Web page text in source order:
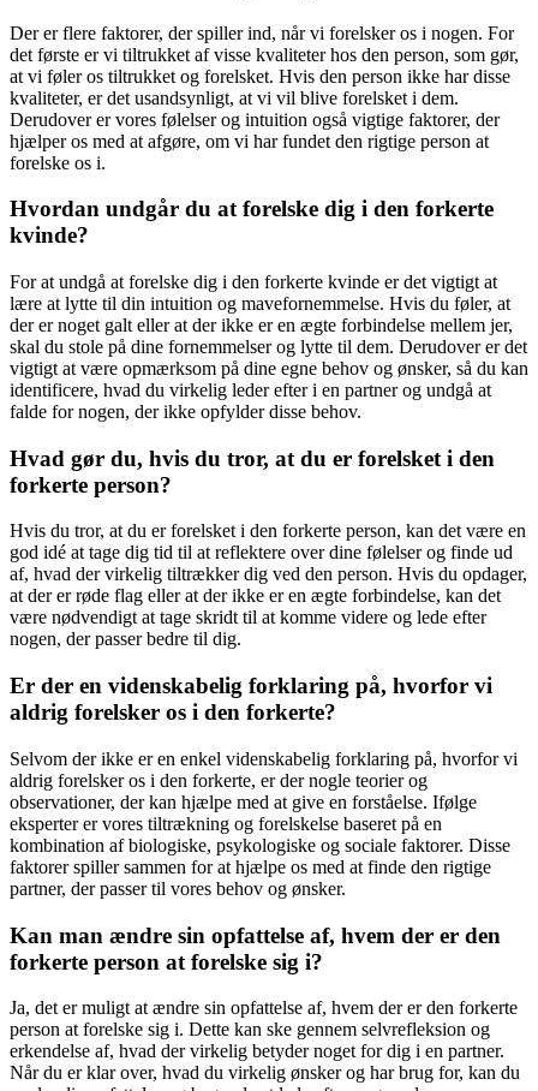
Der er flere faktorer, der spiller ind, når vi forelsker os i nogen. For
det første er vi tiltrukket af visse kvaliteter hos den person, som gør,
at vi føler os tiltrukket og forelsket. Hvis den person ikke har disse
kvaliteter, er det usandsynligt, at vi vil blive forelsket i dem.
Derudover er vores følelser og intuition også vigtige faktorer, der
hjælper os med at afgøre, om vi har fundet den rigtige person at
forelske os i.
Hvordan undgår du at forelske dig i den forkerte
kvinde?
For at undgå at forelske dig i den forkerte kvinde er det vigtigt at
lære at lytte til din intuition og mavefornemmelse. Hvis du føler, at
der er noget galt eller at der ikke er en ægte forbindelse mellem jer,
skal du stole på dine fornemmelser og lytte til dem. Derudover er det
vigtigt at være opmærksom på dine egne behov og ønsker, så du kan
identificere, hvad du virkelig leder efter i en partner og undgå at
falde for nogen, der ikke opfylder disse behov.
Hvad gør du, hvis du tror, at du er forelsket i den
forkerte person?
Hvis du tror, at du er forelsket i den forkerte person, kan det være en
god idé at tage dig tid til at reflektere over dine følelser og finde ud
af, hvad der virkelig tiltrækker dig ved den person. Hvis du opdager,
at der er røde flag eller at der ikke er en ægte forbindelse, kan det
være nødvendigt at tage skridt til at komme videre og lede efter
nogen, der passer bedre til dig.
Er der en videnskabelig forklaring på, hvorfor vi
aldrig forelsker os i den forkerte?
Selvom der ikke er en enkel videnskabelig forklaring på, hvorfor vi
aldrig forelsker os i den forkerte, er der nogle teorier og
observationer, der kan hjælpe med at give en forståelse. Ifølge
eksperter er vores tiltrækning og forelskelse baseret på en
kombination af biologiske, psykologiske og sociale faktorer. Disse
faktorer spiller sammen for at hjælpe os med at finde den rigtige
partner, der passer til vores behov og ønsker.
Kan man ændre sin opfattelse af, hvem der er den
forkerte person at forelske sig i?
Ja, det er muligt at ændre sin opfattelse af, hvem der er den forkerte
person at forelske sig i. Dette kan ske gennem selvrefleksion og
erkendelse af, hvad der virkelig betyder noget for dig i en partner.
Når du er klar over, hvad du virkelig ønsker og har brug for, kan du